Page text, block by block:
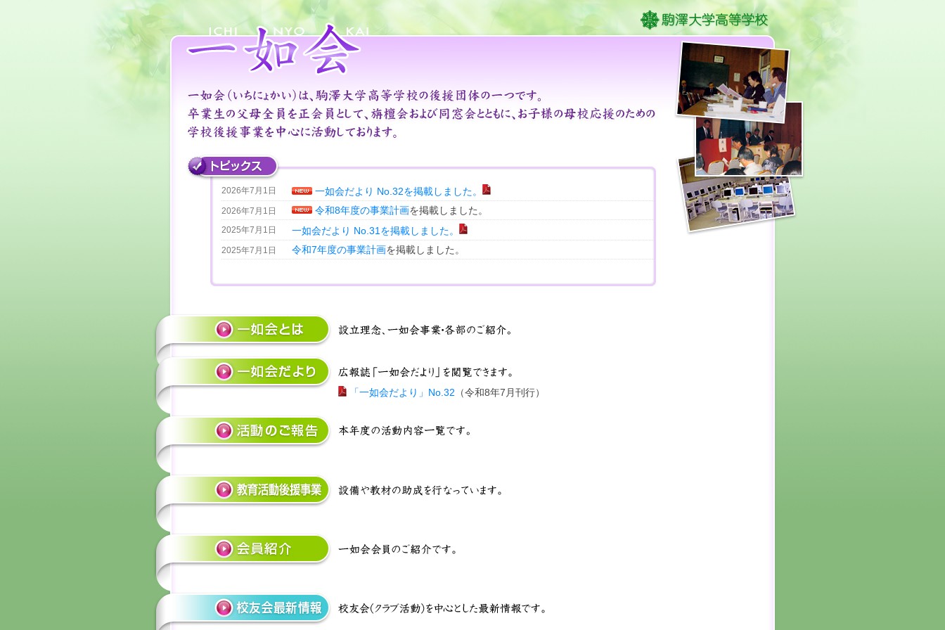
2026年7月1日 一如会だより No.32を掲載しました。
2026年7月1日 令和8年度の事業計画を掲載しました。
2025年7月1日 一如会だより No.31を掲載しました。
2025年7月1日 令和7年度の事業計画を掲載しました。
「一如会だより」No.32 （令和8年7月刊行）